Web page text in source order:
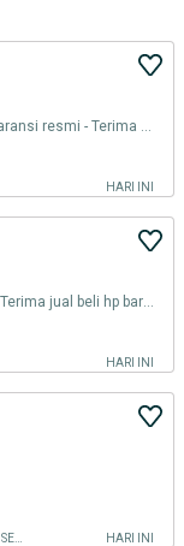
HARI INI
HARI INI
HARI INI